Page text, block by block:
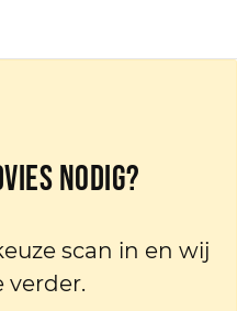
nodig?
scan in en wij
verder.